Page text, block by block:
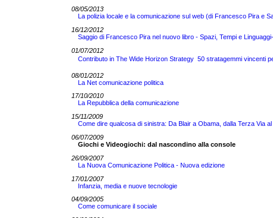
08/05/2013
La polizia locale e la comunicazione sul web (di Francesco Pira e
16/12/2012
Saggio di Francesco Pira nel nuovo libro - Spazi, Tempi e
01/07/2012
Contributo in The Wide Horizon Strategy  50 stratagemmi vincenti
08/01/2012
La Net comunicazione politica
17/10/2010
La Repubblica della comunicazione
15/11/2009
Come dire qualcosa di sinistra: Da Blair a Obama, dalla Terza Via
06/07/2009
Giochi e Videogiochi: dal nascondino alla console
26/09/2007
La Nuova Comunicazione Politica - Nuova edizione
17/01/2007
Infanzia, media e nuove tecnologie
04/09/2005
Come comunicare il sociale